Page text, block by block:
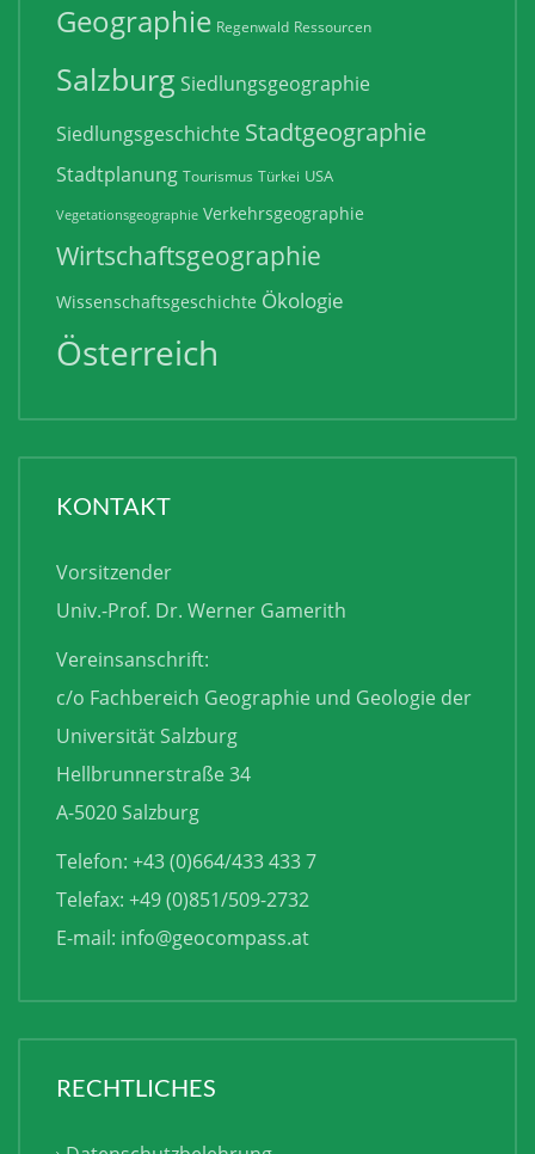
Geographie Regenwald Ressourcen
Salzburg Siedlungsgeographie
Siedlungsgeschichte Stadtgeographie
Stadtplanung Tourismus Türkei USA
Vegetationsgeographie Verkehrsgeographie
Wirtschaftsgeographie
Wissenschaftsgeschichte Ökologie
Österreich
KONTAKT
Vorsitzender
Univ.-Prof. Dr. Werner Gamerith
Vereinsanschrift:
c/o Fachbereich Geographie und Geologie der
Universität Salzburg
Hellbrunnerstraße 34
A-5020 Salzburg
Telefon: +43 (0)664/433 433 7
Telefax: +49 (0)851/509-2732
E-mail: info@geocompass.at
RECHTLICHES